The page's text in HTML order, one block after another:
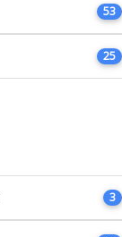
53
25
3